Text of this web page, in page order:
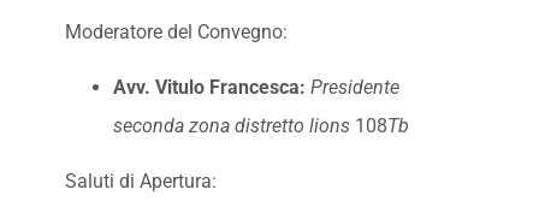
Moderatore del Convegno:
Avv. Vitulo Francesca: Presidente
seconda zona distretto lions 108Tb
Saluti di Apertura: